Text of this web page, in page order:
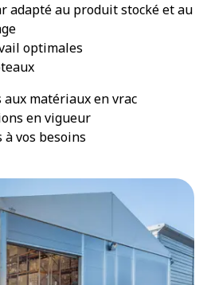
adapté au produit stocké et au
optimales
matériaux en vrac
en vigueur
à vos besoins